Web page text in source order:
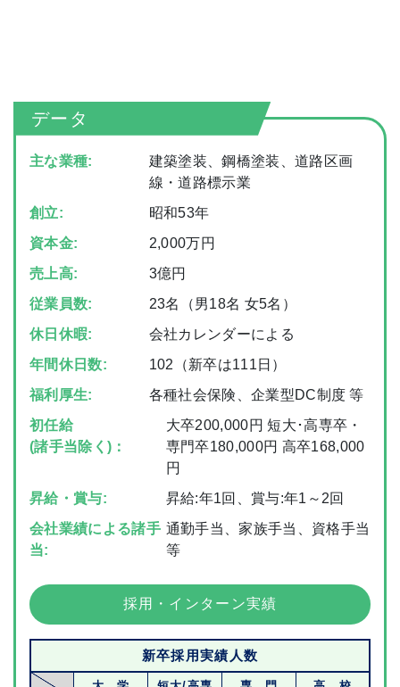
データ
主な業種:
建築塗装、鋼橋塗装、道路区画
線・道路標示業
創立:
昭和53年
資本金:
2,000万円
売上高:
3億円
従業員数:
23名（男18名 女5名）
休日休暇:
会社カレンダーによる
年間休日数:
102（新卒は111日）
福利厚生:
各種社会保険、企業型DC制度 等
初任給
(諸手当除く)：
大卒200,000円 短大･高専卒・
専門卒180,000円 高卒168,000
円
昇給・賞与:
昇給:年1回、賞与:年1～2回
会社業績による諸手
当:
通勤手当、家族手当、資格手当
等
採用・インターン実績
新卒採用実績人数